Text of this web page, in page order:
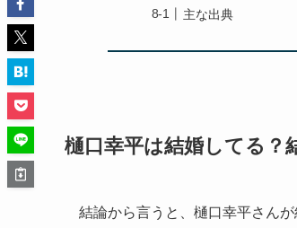
主な出典
樋口幸平は結婚してる？
結論から言うと、樋口幸平さん